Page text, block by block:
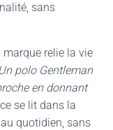
sans
relie la vie
Un polo Gentleman
en donnant
se lit dans la
quotidien, sans